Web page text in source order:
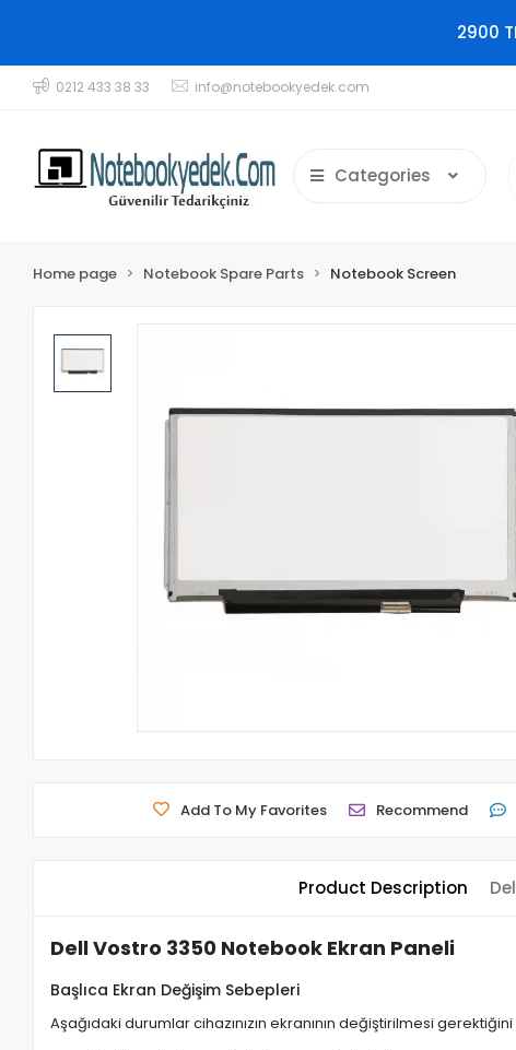
2900
0212 433 38 33 info@notebookyedek.com
Categories
Home page Notebook Spare Parts Notebook Screen
Add To My Favorites Recommend
Product Description
Dell Vostro 3350 Notebook Ekran Paneli
Başlıca Ekran Değişim Sebepleri
Aşağıdaki durumlar cihazınızın ekranının değiştirilmesi